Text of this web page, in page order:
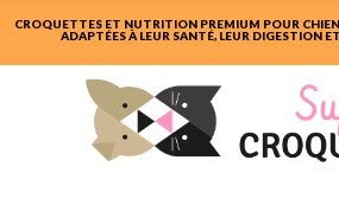
CROQUETTES ET NUTRITION PREMIUM POUR
ADAPTÉES À LEUR SANTÉ, LEUR DIGESTION